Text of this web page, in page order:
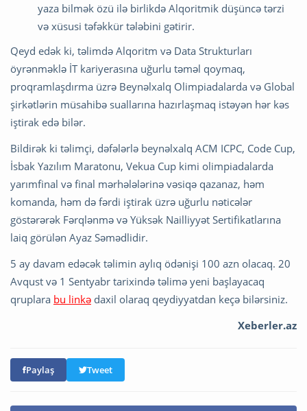
yaza bilmək özü ilə birlikdə Alqoritmik düşüncə tərzi
və xüsusi təfəkkür tələbini gətirir.
Qeyd edək ki, təlimdə Alqoritm və Data Strukturları
öyrənməklə İT kariyerasına uğurlu təməl qoymaq,
proqramlaşdırma üzrə Beynəlxalq Olimpiadalarda və Global
şirkətlərin müsahibə suallarına hazırlaşmaq istəyən hər kəs
iştirak edə bilər.
Bildirək ki təlimçi, dəfələrlə beynəlxalq ACM ICPC, Code Cup,
İsbak Yazılım Maratonu, Vekua Cup kimi olimpiadalarda
yarımfinal və final mərhələlərinə vəsiqə qazanaz, həm
komanda, həm də fərdi iştirak üzrə uğurlu nəticələr
göstərərək Fərqlənmə və Yüksək Nailliyyət Sertifikatlarına
laiq görülən Ayaz Səmədlidir.
5 ay davam edəcək təlimin aylıq ödənişi 100 azn olacaq. 20
Avqust və 1 Sentyabr tarixində təlimə yeni başlayacaq
qruplara bu linkə daxil olaraq qeydiyyatdan keçə bilərsiniz.
Xeberler.az
Paylaş Tweet